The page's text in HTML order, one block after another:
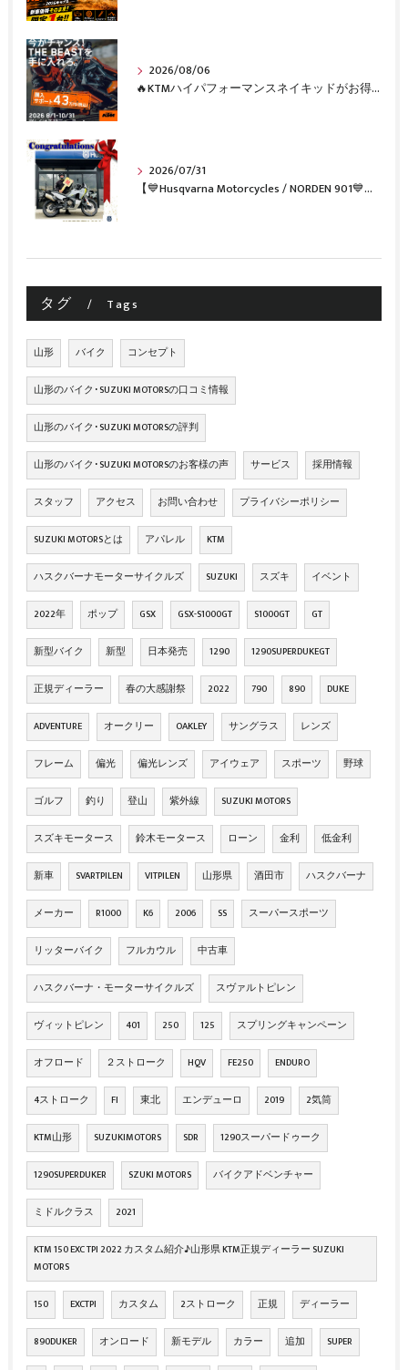
2026/08/06
🔥KTMハイパフォーマンスネイキッドがお得に手に入るチャンス🔥
2026/07/31
【💙Husqvarna Motorcycles / NORDEN 901💙】 ご納車おめでとうございます🎉✨
タグ Tags
山形 バイク コンセプト
山形のバイク･SUZUKI MOTORSの口コミ情報
山形のバイク･SUZUKI MOTORSの評判
山形のバイク･SUZUKI MOTORSのお客様の声 サービス 採用情報
スタッフ アクセス お問い合わせ プライバシーポリシー
SUZUKI MOTORSとは アパレル KTM
ハスクバーナモーターサイクルズ SUZUKI スズキ イベント
2022年 ポップ GSX GSX-S1000GT S1000GT GT
新型バイク 新型 日本発売 1290 1290SUPERDUKEGT
正規ディーラー 春の大感謝祭 2022 790 890 DUKE
ADVENTURE オークリー OAKLEY サングラス レンズ
フレーム 偏光 偏光レンズ アイウェア スポーツ 野球
ゴルフ 釣り 登山 紫外線 SUZUKI MOTORS
スズキモータース 鈴木モータース ローン 金利 低金利
新車 SVARTPILEN VITPILEN 山形県 酒田市 ハスクバーナ
メーカー R1000 K6 2006 SS スーパースポーツ
リッターバイク フルカウル 中古車
ハスクバーナ・モーターサイクルズ スヴァルトピレン
ヴィットピレン 401 250 125 スプリングキャンペーン
オフロード ２ストローク HQV FE250 ENDURO
4ストローク FI 東北 エンデューロ 2019 2気筒
KTM山形 SUZUKIMOTORS SDR 1290スーパードゥーク
1290SUPERDUKER SZUKI MOTORS バイクアドベンチャー
ミドルクラス 2021
KTM 150 EXC TPI 2022 カスタム紹介♪山形県 KTM正規ディーラー SUZUKI
MOTORS
150 EXCTPI カスタム 2ストローク 正規 ディーラー
890DUKER オンロード 新モデル カラー 追加 SUPER